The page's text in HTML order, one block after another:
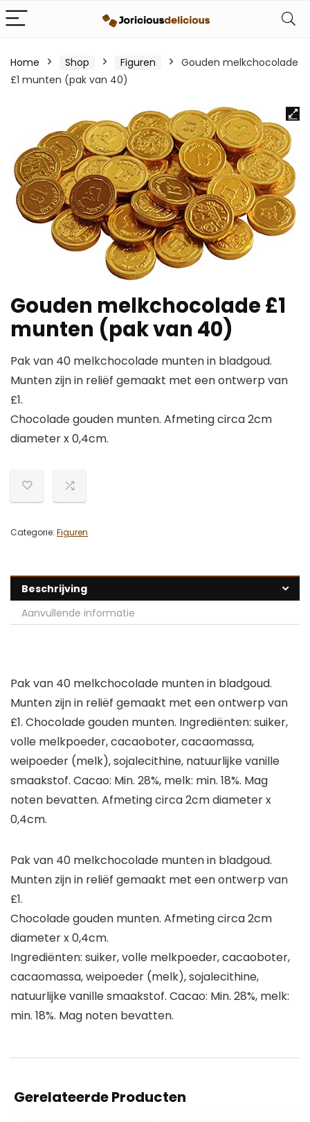
Home Shop Figuren
Gouden melkchocolade
£1 munten (pak van 40)
Gouden melkchocolade £1
munten (pak van 40)
Pak van 40 melkchocolade munten in bladgoud.
Munten zijn in reliëf gemaakt met een ontwerp van
£1.
Chocolade gouden munten. Afmeting circa 2cm
diameter x 0,4cm.
Categorie: Figuren
Beschrijving
Aanvullende informatie
Pak van 40 melkchocolade munten in bladgoud.
Munten zijn in reliëf gemaakt met een ontwerp van
£1. Chocolade gouden munten. Ingrediënten: suiker,
volle melkpoeder, cacaoboter, cacaomassa,
weipoeder (melk), sojalecithine, natuurlijke vanille
smaakstof. Cacao: Min. 28%, melk: min. 18%. Mag
noten bevatten. Afmeting circa 2cm diameter x
0,4cm.
Pak van 40 melkchocolade munten in bladgoud.
Munten zijn in reliëf gemaakt met een ontwerp van
£1.
Chocolade gouden munten. Afmeting circa 2cm
diameter x 0,4cm.
Ingrediënten: suiker, volle melkpoeder, cacaoboter,
cacaomassa, weipoeder (melk), sojalecithine,
natuurlijke vanille smaakstof. Cacao: Min. 28%, melk:
min. 18%. Mag noten bevatten.
Gerelateerde Producten